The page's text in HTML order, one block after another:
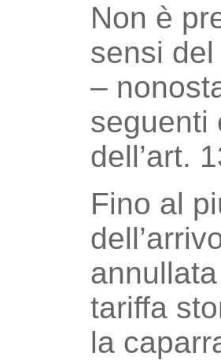
Non è
sensi
–
seguenti
dell’art.
Fino al
tariffa
la